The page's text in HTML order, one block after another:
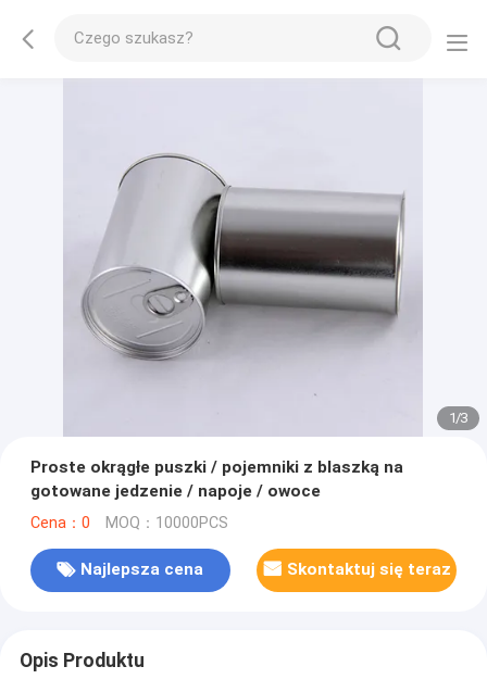
1/3
Proste okrągłe puszki / pojemniki z blaszką na
gotowane jedzenie / napoje / owoce
Cena：0 MOQ：10000PCS
Najlepsza cena Skontaktuj się teraz
Opis Produktu